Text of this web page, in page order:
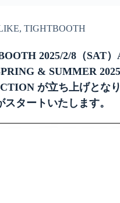
, TIGHTBOOTH
2025/2/8（SAT）
& SUMMER 2025
が立ち上げとな
スタートいたします。